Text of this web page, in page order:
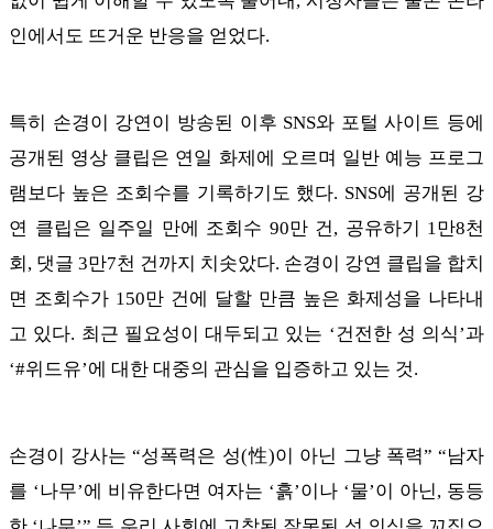
인에서도 뜨거운 반응을 얻었다.
특히 손경이 강연이 방송된 이후 SNS와 포털 사이트 등에
공개된 영상 클립은 연일 화제에 오르며 일반 예능 프로그
램보다 높은 조회수를 기록하기도 했다. SNS에 공개된 강
연 클립은 일주일 만에 조회수 90만 건, 공유하기 1만8천
회, 댓글 3만7천 건까지 치솟았다. 손경이 강연 클립을 합치
면 조회수가 150만 건에 달할 만큼 높은 화제성을 나타내
고 있다. 최근 필요성이 대두되고 있는 ‘건전한 성 의식’과
‘#위드유’에 대한 대중의 관심을 입증하고 있는 것.
손경이 강사는 “성폭력은 성(性)이 아닌 그냥 폭력” “남자
를 ‘나무’에 비유한다면 여자는 ‘흙’이나 ‘물’이 아닌, 동등